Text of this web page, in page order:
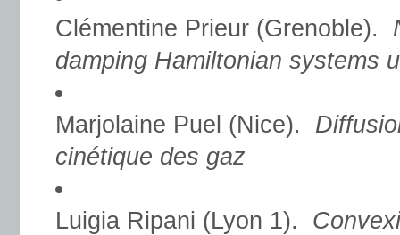
Clémentine Prieur (Grenoble).
damping Hamiltonian systems
Marjolaine Puel (Nice).
cinétique des gaz
Luigia Ripani (Lyon 1).